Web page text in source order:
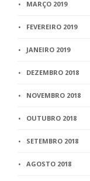
MARÇO 2019
FEVEREIRO 2019
JANEIRO 2019
DEZEMBRO 2018
NOVEMBRO 2018
OUTUBRO 2018
SETEMBRO 2018
AGOSTO 2018